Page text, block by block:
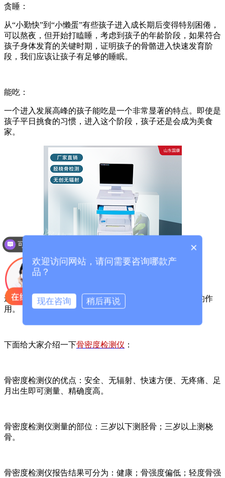
贪睡：
从“小勤快”到“小懒蛋”有些孩子进入成长期后变得特别困倦，
可以熬夜，但开始打瞌睡，考虑到孩子的年龄阶段，如果符合
孩子身体发育的关键时期，证明孩子的骨骼进入快速发育阶
段，我们应该让孩子有足够的睡眠。
能吃：
一个进入发展高峰的孩子能吃是一个非常显著的特点。即使是
孩子平日挑食的习惯，进入这个阶段，孩子还是会成为美食
家。
还有一个是检测骨密度，骨骼的发育钙元素起到很重要的作
用。
下面给大家介绍一下骨密度检测仪 ：
骨密度检测仪的优点：安全、无辐射、快速方便、无疼痛、足
月出生即可测量、精确度高。
骨密度检测仪测量的部位：三岁以下测胫骨；三岁以上测桡
骨。
骨密度检测仪报告结果可分为：健康；骨强度偏低；轻度骨强
×
欢迎访问网站，请问需要咨询哪款产
品？
现在咨询 稍后再说